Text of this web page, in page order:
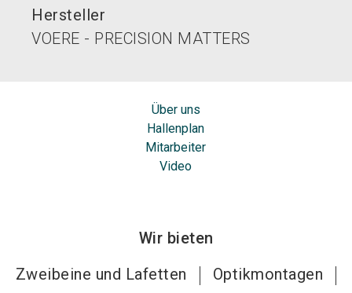
Hersteller
VOERE - PRECISION MATTERS
Über uns
Hallenplan
Mitarbeiter
Video
Wir bieten
Zweibeine und Lafetten
Optikmontagen